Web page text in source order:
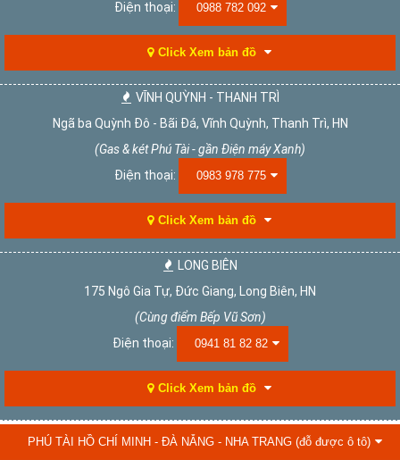
Điện thoại: 0988 782 092
Click Xem bản đồ
VĨNH QUỲNH - THANH TRÌ
Ngã ba Quỳnh Đô - Bãi Đá, Vĩnh Quỳnh, Thanh Trì, HN
(Gas & két Phú Tài - gần Điện máy Xanh)
Điện thoại:
0983 978 775
Click Xem bản đồ
LONG BIÊN
175 Ngô Gia Tự, Đức Giang, Long Biên, HN
(Cùng điểm Bếp Vũ Sơn)
Điện thoại:
0941 81 82 82
Click Xem bản đồ
PHÚ TÀI HỒ CHÍ MINH - ĐÀ NẴNG - NHA TRANG (đỗ được ô tô)